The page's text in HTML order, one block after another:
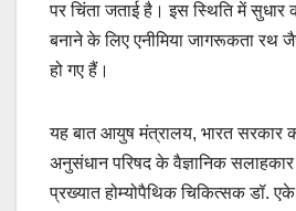
पर चिंता जताई है। इस स्थिति में सुधार
बनाने के लिए एनीमिया जागरूकता रथ
हो गए हैं।
यह बात आयुष मंत्रालय, भारत सरकार
अनुसंधान परिषद के वैज्ञानिक
प्रख्यात होम्योपैथिक चिकित्सक डॉ. एके